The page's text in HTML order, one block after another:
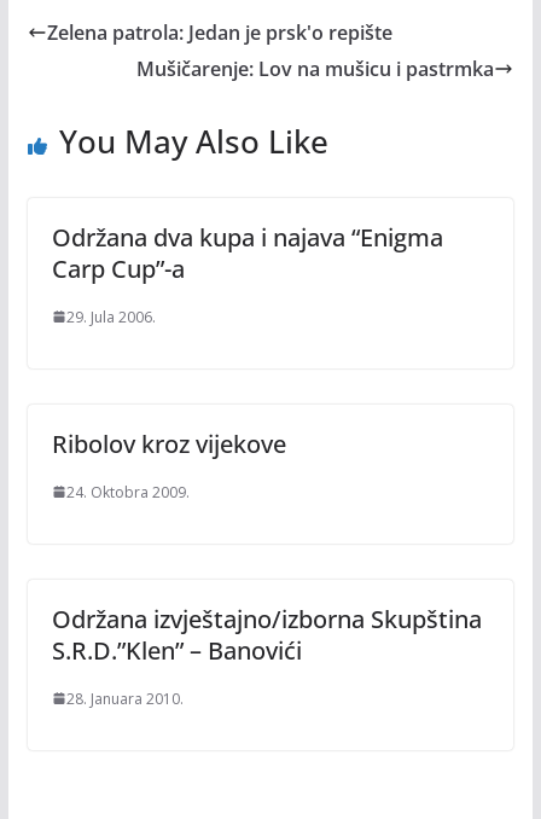
Zelena patrola: Jedan je prsk'o repište
Mušičarenje: Lov na mušicu i pastrmka
You May Also Like
Održana dva kupa i najava “Enigma
Carp Cup”-a
29. Jula 2006.
Ribolov kroz vijekove
24. Oktobra 2009.
Održana izvještajno/izborna Skupština
S.R.D.”Klen” – Banovići
28. Januara 2010.